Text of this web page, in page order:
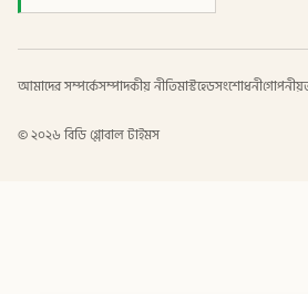
আমাদের সম্পর্কেসম্পাদকীয় নীতিমাস্টহেডসংশোধনী
©২০২৬ বিডি গ্লোবাল টাইমস